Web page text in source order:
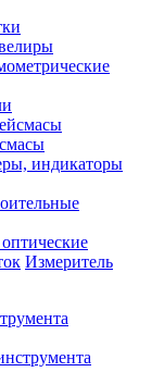
индикаторы
Измеритель